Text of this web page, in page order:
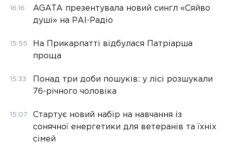
16:16
AGATA презентувала новий сингл «Сяйво
душі» на РАІ-Радіо
15:55
На Прикарпатті відбулася Патріарша
проща
15:33
Понад три доби пошуків: у лісі розшукали
76-річного чоловіка
15:07
Стартує новий набір на навчання із
сонячної енергетики для ветеранів та їхніх
сімей